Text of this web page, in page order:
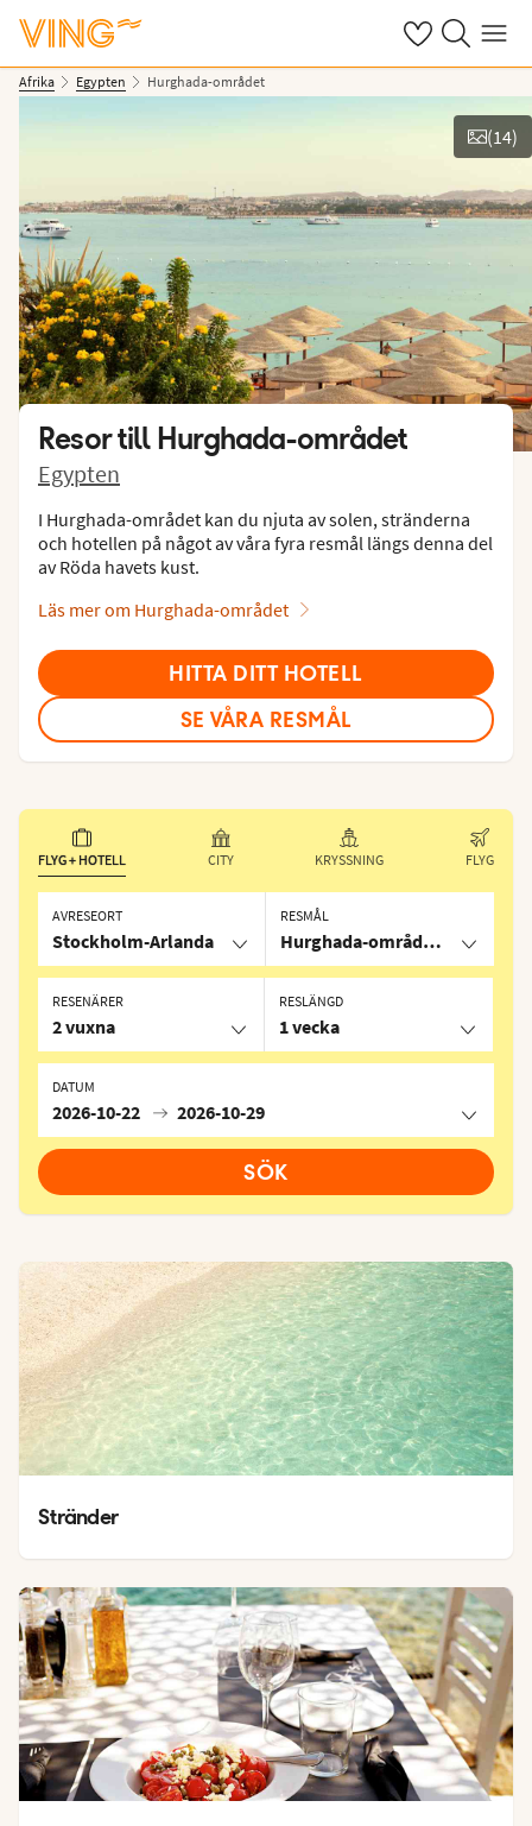
Se dinaSök på ving.se
Meny
Afrika Egypten Hurghada-området
Se bilder
(14)
Resor till Hurghada-området
Egypten
I Hurghada-området kan du njuta av solen, stränderna
och hotellen på något av våra fyra resmål längs denna del
av Röda havets kust.
Läs mer om Hurghada-området
HITTA DITT HOTELL
SE VÅRA RESMÅL
FLYG + HOTELL CITY KRYSSNING FLYG
AVRESEORT
Stockholm-Arlanda
RESMÅL
Hurghada-området, Egypten
RESLÄNGD
1 vecka
DATUM
2026-10-22 2026-10-29
RESENÄRER
2 vuxna
SÖK
Stränder